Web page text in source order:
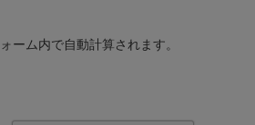
ーム内で自動計算されます。